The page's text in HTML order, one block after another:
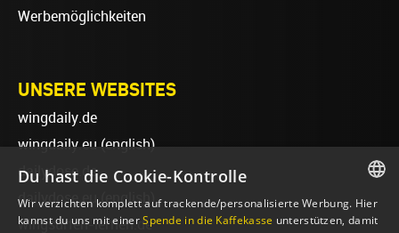
Werbemöglichkeiten
UNSERE WEBSITES
wingdaily.de
wingdaily.eu(english)
dailydose.de
dailydose.eu (english)
wingsurfen-lernen.de
GERMAN
Du hast die Cookie-Kontrolle
Wir verzichten komplett auf trackende/personalisierte Werbung. Hier
kannst du uns mit einerSpende in die Kaffekasse unterstützen, damit